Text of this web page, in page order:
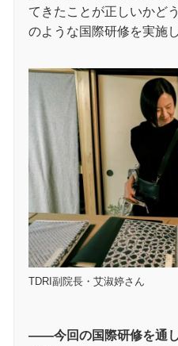
てきたことが正しいかど
のような国際研修を実施
TDRI副院長・艾淑婷さん
――今回の国際研修を通